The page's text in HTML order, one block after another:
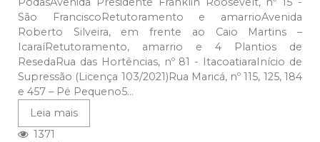
São FranciscoRetutoramento e amarrioAvenida
Roberto Silveira, em frente ao Caio Martins –
IcaraíRetutoramento, amarrio e 4 Plantios de
ResedaRua das Hortências, nº 81 - ItacoatiaraInício de
Supressão (Licença 103/2021)Rua Maricá, nº 115, 125, 184
e 457 – Pé Pequeno5...
Leia mais
1371